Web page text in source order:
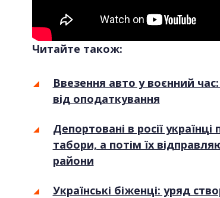
Читайте також:
Ввезення авто у воєнний
від оподаткування
Депортовані в росії
табори, а потім їх
райони
Українські біженці: уряд